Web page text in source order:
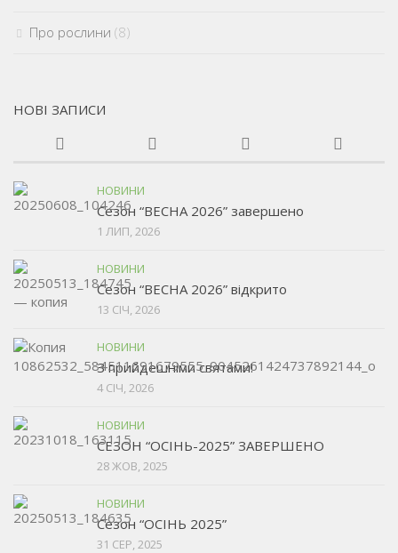
Про рослини (8)
НОВІ ЗАПИСИ
НОВИНИ
Сезон “ВЕСНА 2026” завершено
1 ЛИП, 2026
НОВИНИ
Сезон “ВЕСНА 2026” відкрито
13 СІЧ, 2026
НОВИНИ
З прийдешніми святами!
4 СІЧ, 2026
НОВИНИ
СЕЗОН “ОСІНЬ-2025” ЗАВЕРШЕНО
28 ЖОВ, 2025
НОВИНИ
Сезон “ОСІНЬ 2025”
31 СЕР, 2025